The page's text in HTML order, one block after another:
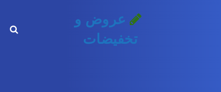
عروض و
تخفيضات